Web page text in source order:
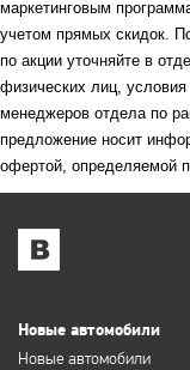
маркетинговым
учетом прямых скидок.
по акции уточняйте в
физических лиц,
менеджеров отдела по
предложение носит
офертой, определяемой
Новые автомобили
Новые автомобили